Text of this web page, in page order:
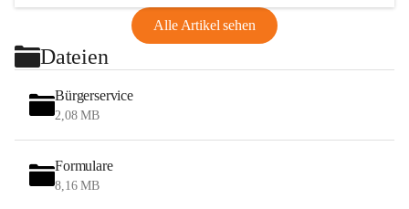
Alle Artikel sehen
Dateien
Bürgerservice
2,08 MB
Formulare
8,16 MB